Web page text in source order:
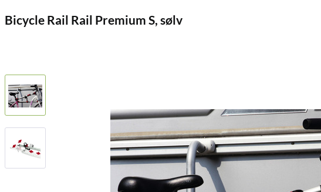
Bicycle Rail Rail Premium S, sølv